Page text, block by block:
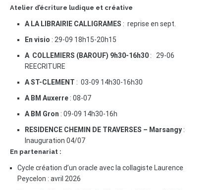
Atelier d’écriture ludique et créative
A LA LIBRAIRIE CALLIGRAMES : reprise en sept.
En visio : 29-09 18h15-20h15
A COLLEMIERS (BAROUF) 9h30-16h30 : 29-06
REECRITURE
A ST-CLEMENT : 03-09 14h30-16h30
A BM Auxerre : 08-07
A BM Gron : 09-09 14h30-16h
RESIDENCE CHEMIN DE TRAVERSES – Marsangy :
Inauguration 04/07
En partenariat :
Cycle création d’un oracle avec la collagiste Laurence
Peycelon : avril 2026